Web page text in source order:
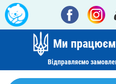
Ми
Відправляємо